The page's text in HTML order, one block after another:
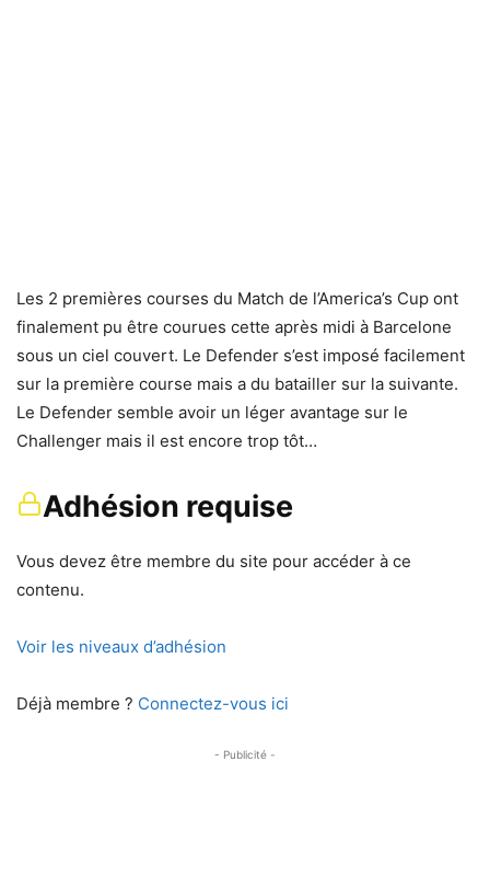
Les 2 premières courses du Match de l’America’s Cup ont
finalement pu être courues cette après midi à Barcelone
sous un ciel couvert. Le Defender s’est imposé facilement
sur la première course mais a du batailler sur la suivante.
Le Defender semble avoir un léger avantage sur le
Challenger mais il est encore trop tôt…
Adhésion requise
Vous devez être membre du site pour accéder à ce
contenu.
Voir les niveaux d’adhésion
Déjà membre ? Connectez-vous ici
- Publicité -